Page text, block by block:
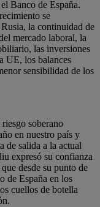
Banco de España.
se
la continuidad de
mercado laboral, la
las inversiones
UE, los balances
sensibilidad de los
soberano
en nuestro país y
de salida a la actual
expresó su confianza
desde su punto de
de España en los
cuellos de botella